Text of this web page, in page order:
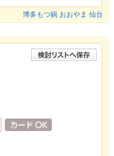
博多もつ鍋 おおやま 仙台